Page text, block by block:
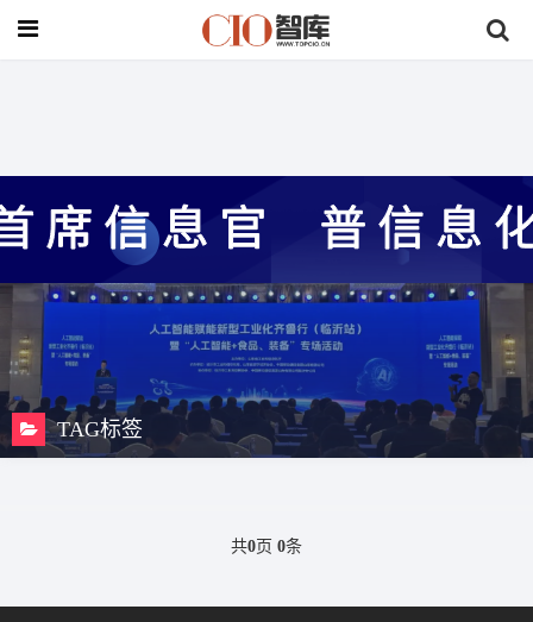
与 “数字经济”相关的标签
TAG标签
共0页 0条